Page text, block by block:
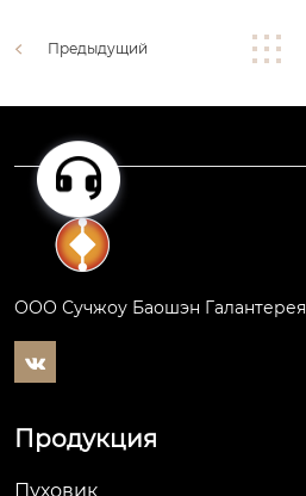
Предыдущий
ООО Сучжоу Баошэн Галантерея

Продукция
Пуховик